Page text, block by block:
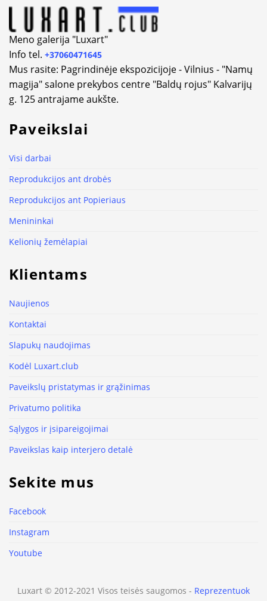
Meno galerija "Luxart"
Info tel. +37060471645
Mus rasite: Pagrindinėje ekspozicijoje - Vilnius - "Namų
magija" salone prekybos centre "Baldų rojus" Kalvarijų
g. 125 antrajame aukšte.
Paveikslai
Visi darbai
Reprodukcijos ant drobės
Reprodukcijos ant Popieriaus
Menininkai
Kelionių žemėlapiai
Klientams
Naujienos
Kontaktai
Slapukų naudojimas
Kodėl Luxart.club
Paveikslų pristatymas ir grąžinimas
Privatumo politika
Sąlygos ir įsipareigojimai
Paveikslas kaip interjero detalė
Sekite mus
Facebook
Instagram
Youtube
Luxart © 2012-2021 Visos teisės saugomos - Reprezentuok